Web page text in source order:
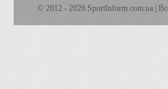
© 2012 - 2026 SportInform.com.ua |